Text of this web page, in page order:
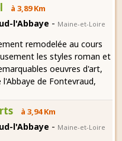
à 3,89 Km
l'Abbaye - Maine-et-Loire
remodelée au cours
les styles roman et
oeuvres d'art,
de Fontevraud,
à 3,94 Km
l'Abbaye - Maine-et-Loire